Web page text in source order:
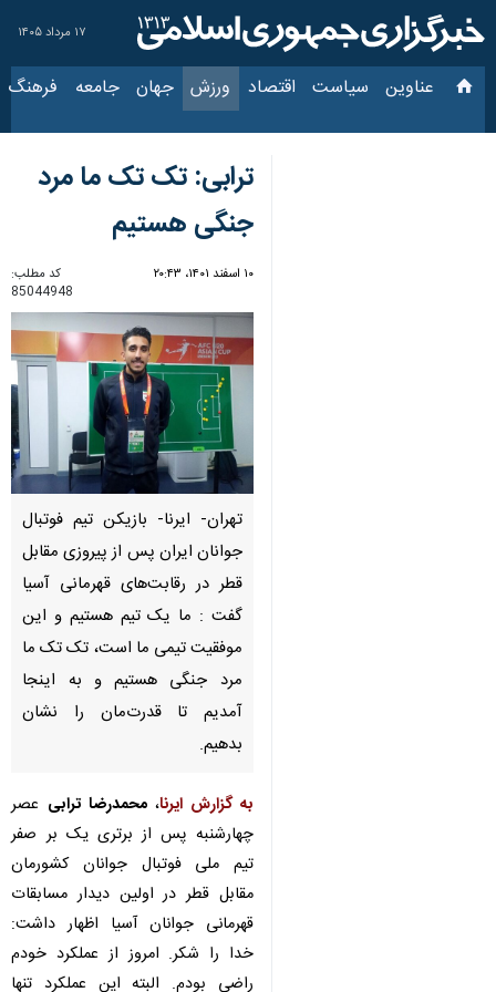
۱۷ مرداد ۱۴۰۵
عناوین‌ سیاست اقتصاد ورزش جهان جامعه فرهنگ
ترابی: تک تک ما مرد
جنگی هستیم
۱۰ اسفند ۱۴۰۱، ۲۰:۴۳
کد مطلب:
85044948
تهران- ایرنا- بازیکن تیم فوتبال
جوانان ایران پس از پیروزی مقابل
قطر در رقابت‌های قهرمانی آسیا
گفت : ما یک تیم هستیم و این
موفقیت تیمی ما است، تک تک ما
مرد جنگی هستیم و به اینجا
آمدیم تا قدرت‌مان را نشان بدهیم.
چهارشنبه پس از برتری یک بر صفر
تیم ملی فوتبال جوانان کشورمان
مقابل قطر در اولین دیدار مسابقات
قهرمانی جوانان آسیا اظهار داشت:
خدا را شکر. امروز از عملکرد خودم
راضی بودم. البته این عملکرد تنها
متعلق به من نبود بلکه همه بچه‌ها از